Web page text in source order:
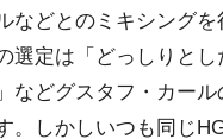
などとのミキシングを
定は「どっしりとし
などグスタフ・カー
。しかしいつも同じ